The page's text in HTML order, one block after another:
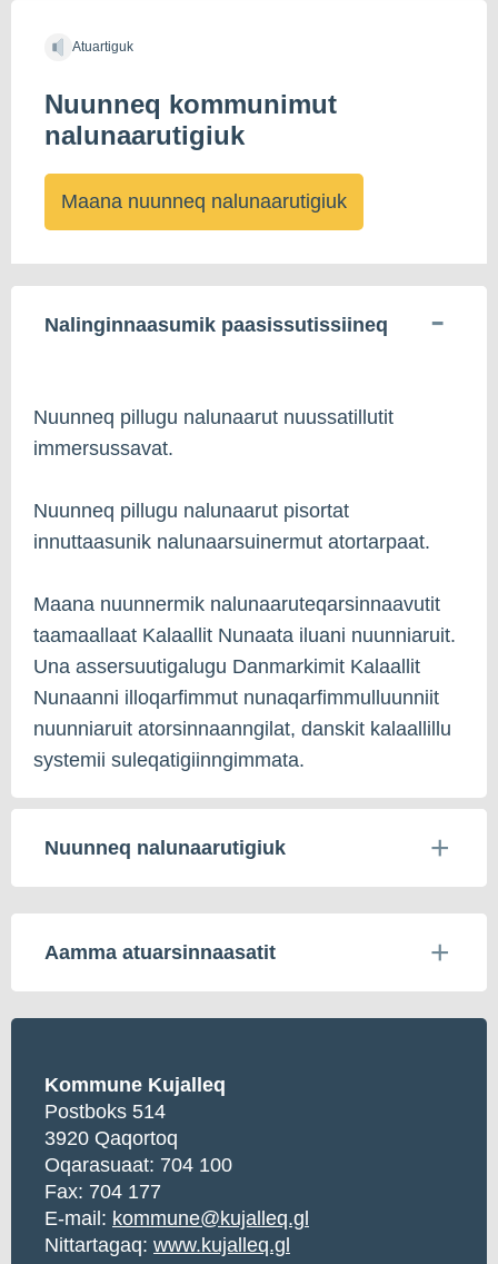
Atuartiguk
Nuunneq kommunimut
nalunaarutigiuk
Maana nuunneq nalunaarutigiuk
Nalinginnaasumik paasissutissiineq
Nuunneq pillugu nalunaarut nuussatillutit
immersussavat.
Nuunneq pillugu nalunaarut pisortat
innuttaasunik nalunaarsuinermut atortarpaat.
Maana nuunnermik nalunaaruteqarsinnaavutit
taamaallaat Kalaallit Nunaata iluani nuunniaruit.
Una assersuutigalugu Danmarkimit Kalaallit
Nunaanni illoqarfimmut nunaqarfimmulluunniit
nuunniaruit atorsinnaanngilat, danskit kalaallillu
systemii suleqatigiinngimmata.
Nuunneq nalunaarutigiuk
Aamma atuarsinnaasatit
Kommune Kujalleq
Postboks 514
3920 Qaqortoq
Oqarasuaat: 704 100
Fax: 704 177
E-mail: kommune@kujalleq.gl
Nittartagaq: www.kujalleq.gl